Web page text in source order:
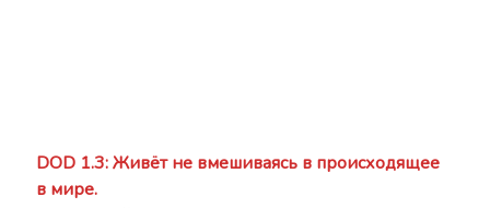
DOD 1.3: Живёт не вмешиваясь в происходящее
в мире.